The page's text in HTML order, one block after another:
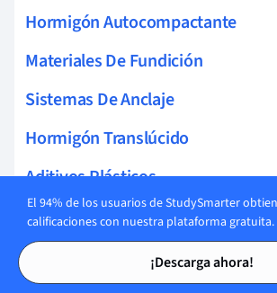
Tarjetas de estudio
Tarjetas de estudio
Hormigón Autocompactante
Materiales De Fundición
Sistemas De Anclaje
Hormigón Translúcido
Aditivos Plásticos
Polímeros Cementosos
Materiales Autolimpiantes
El 94% de los usuarios de StudySmarter
calificaciones con nuestra plataforma gratuita.
¡Descarga ahora!